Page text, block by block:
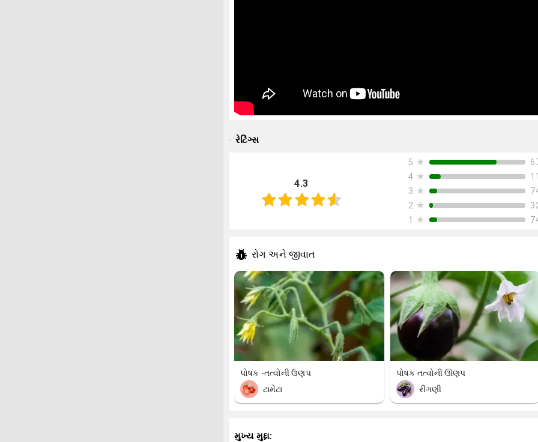
રેટિંગ્સ
4.3
5 ★
4 ★
3 ★
2 ★
1
★
રોગ અને જીવાત
પોષક -તત્વોની ઉણપ
ટામેટા
પોષક તત્વોની ઊણપ
રીંગણી
મુખ્ય મુદ્દા: